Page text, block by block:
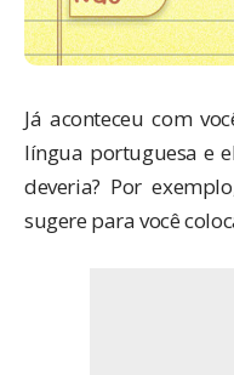
Já aconteceu com
língua portuguesa e
deveria? Por
sugere para você